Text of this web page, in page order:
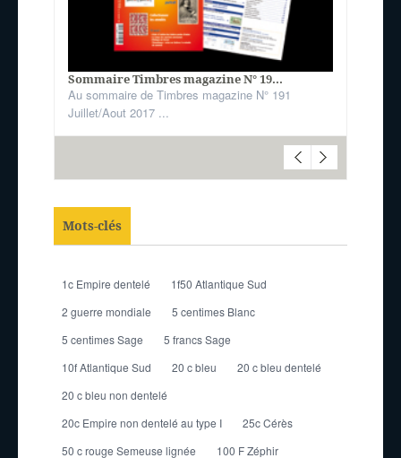
Sommaire Timbres magazine N° 19...
Au sommaire de Timbres magazine N° 191
Juillet/Aout 2017 ...
Mots-clés
1c Empire dentelé
1f50 Atlantique Sud
2 guerre mondiale
5 centimes Blanc
5 centimes Sage
5 francs Sage
10f Atlantique Sud
20 c bleu
20 c bleu dentelé
20 c bleu non dentelé
20c Empire non dentelé au type I
25c Cérès
50 c rouge Semeuse lignée
100 F Zéphir